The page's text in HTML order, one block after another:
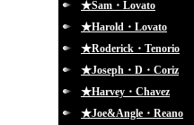
★Sam・Lovato
★Harold・Lovato
★Roderick・Tenorio
★Joseph・D・Coriz
★Harvey・Chavez
★Joe&Angle・Reano